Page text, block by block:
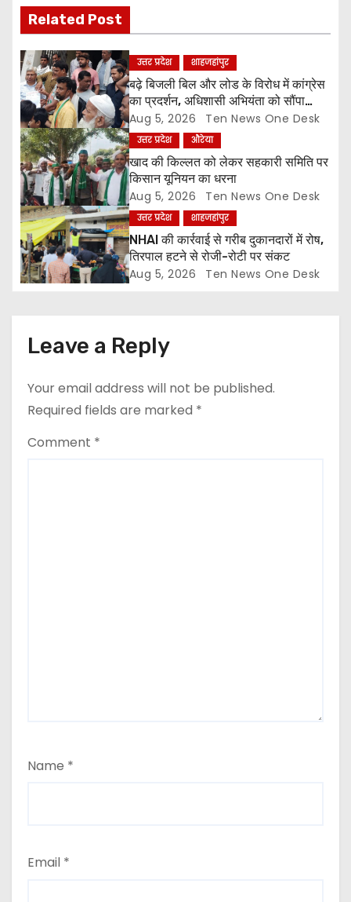
g
a
t
i
o
n
Related Post
उत्तर प्रदेश शाहजहांपुर
बढ़े बिजली बिल और लोड के विरोध में कांग्रेस
का प्रदर्शन, अधिशासी अभियंता को सौंपा
ज्ञापन
Aug 5, 2026 Ten News One Desk
उत्तर प्रदेश औरेया
खाद की किल्लत को लेकर सहकारी समिति पर
किसान यूनियन का धरना
Aug 5, 2026 Ten News One Desk
उत्तर प्रदेश शाहजहांपुर
NHAI की कार्रवाई से गरीब दुकानदारों में रोष,
तिरपाल हटने से रोजी-रोटी पर संकट
Aug 5, 2026 Ten News One Desk
Leave a Reply
Your email address will not be published.
Required fields are marked *
Comment *
Name *
Email *